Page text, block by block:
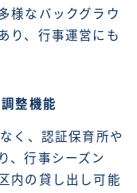
様なバックグラウ
り、行事運営にも
整機能
く、認証保育所や
、行事シーズン
内の貸し出し可能